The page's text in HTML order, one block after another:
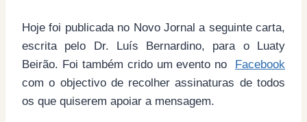
Hoje foi publicada no Novo Jornal a seguinte carta,
escrita pelo Dr. Luís Bernardino, para o Luaty
Beirão. Foi também crido um evento no Facebook
com o objectivo de recolher assinaturas de todos
os que quiserem apoiar a mensagem.